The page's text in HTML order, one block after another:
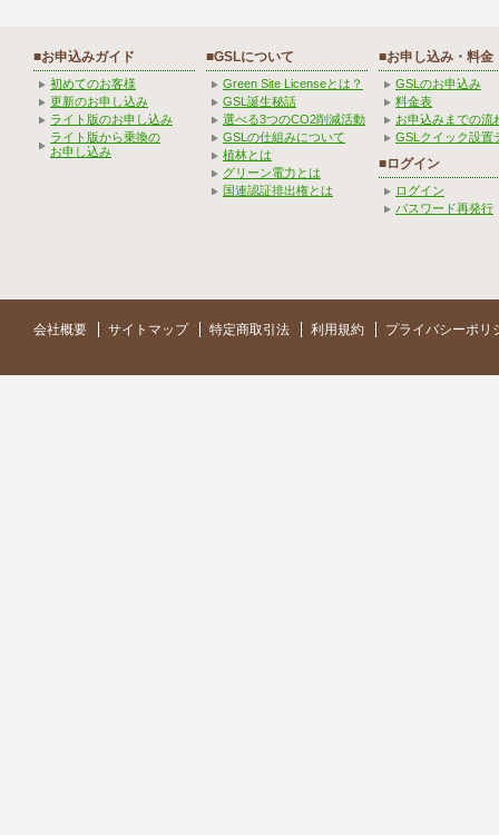
■お申込みガイド
初めてのお客様
更新のお申し込み
ライト版のお申し込み
ライト版から乗換の
お申し込み
■GSLについて
Green Site Licenseとは？
GSL誕生秘話
選べる3つのCO2削減活動
GSLの仕組みについて
植林とは
グリーン電力とは
国連認証排出権とは
■お申し込み・料金
GSLのお申込み
料金表
お申込みまでの流
GSLクイック設置
■ログイン
ログイン
パスワード再発行
会社概要 サイトマップ 特定商取引法 利用規約 プライバシーポリ